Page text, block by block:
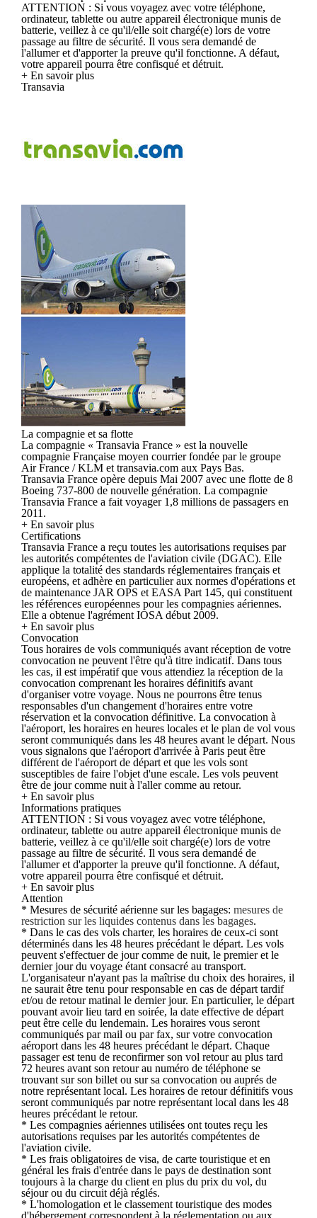
ATTENTION : Si vous voyagez avec votre téléphone,
ordinateur, tablette ou autre appareil électronique munis de
batterie, veillez à ce qu'il/elle soit chargé(e) lors de votre
passage au filtre de sécurité. Il vous sera demandé de
l'allumer et d'apporter la preuve qu'il fonctionne. A défaut,
votre appareil pourra être confisqué et détruit.
+ En savoir plus
Transavia
La compagnie et sa flotte
La compagnie « Transavia France » est la nouvelle
compagnie Française moyen courrier fondée par le groupe
Air France / KLM et transavia.com aux Pays Bas.
Transavia France opère depuis Mai 2007 avec une flotte de 8
Boeing 737-800 de nouvelle génération. La compagnie
Transavia France a fait voyager 1,8 millions de passagers en
2011.
+ En savoir plus
Certifications
Transavia France a reçu toutes les autorisations requises par
les autorités compétentes de l'aviation civile (DGAC). Elle
applique la totalité des standards réglementaires français et
européens, et adhère en particulier aux normes d'opérations et
de maintenance JAR OPS et EASA Part 145, qui constituent
les références européennes pour les compagnies aériennes.
Elle a obtenue l'agrément IOSA début 2009.
+ En savoir plus
Convocation
Tous horaires de vols communiqués avant réception de votre
convocation ne peuvent l'être qu'à titre indicatif. Dans tous
les cas, il est impératif que vous attendiez la réception de la
convocation comprenant les horaires définitifs avant
d'organiser votre voyage. Nous ne pourrons être tenus
responsables d'un changement d'horaires entre votre
réservation et la convocation définitive. La convocation à
l'aéroport, les horaires en heures locales et le plan de vol vous
seront communiqués dans les 48 heures avant le départ. Nous
vous signalons que l'aéroport d'arrivée à Paris peut être
différent de l'aéroport de départ et que les vols sont
susceptibles de faire l'objet d'une escale. Les vols peuvent
être de jour comme nuit à l'aller comme au retour.
+ En savoir plus
Informations pratiques
ATTENTION : Si vous voyagez avec votre téléphone,
ordinateur, tablette ou autre appareil électronique munis de
batterie, veillez à ce qu'il/elle soit chargé(e) lors de votre
passage au filtre de sécurité. Il vous sera demandé de
l'allumer et d'apporter la preuve qu'il fonctionne. A défaut,
votre appareil pourra être confisqué et détruit.
+ En savoir plus
Attention
* Mesures de sécurité aérienne sur les bagages: mesures de
restriction sur les liquides contenus dans les bagages.
* Dans le cas des vols charter, les horaires de ceux-ci sont
déterminés dans les 48 heures précédant le départ. Les vols
peuvent s'effectuer de jour comme de nuit, le premier et le
dernier jour du voyage étant consacré au transport.
L'organisateur n'ayant pas la maîtrise du choix des horaires, il
ne saurait être tenu pour responsable en cas de départ tardif
et/ou de retour matinal le dernier jour. En particulier, le départ
pouvant avoir lieu tard en soirée, la date effective de départ
peut être celle du lendemain. Les horaires vous seront
communiqués par mail ou par fax, sur votre convocation
aéroport dans les 48 heures précédant le départ. Chaque
passager est tenu de reconfirmer son vol retour au plus tard
72 heures avant son retour au numéro de téléphone se
trouvant sur son billet ou sur sa convocation ou auprés de
notre représentant local. Les horaires de retour définitifs vous
seront communiqués par notre représentant local dans les 48
heures précédant le retour.
* Les compagnies aériennes utilisées ont toutes reçu les
autorisations requises par les autorités compétentes de
l'aviation civile.
* Les frais obligatoires de visa, de carte touristique et en
général les frais d'entrée dans le pays de destination sont
toujours à la charge du client en plus du prix du vol, du
séjour ou du circuit déjà réglés.
* L'homologation et le classement touristique des modes
d'hébergement correspondent à la réglementation ou aux